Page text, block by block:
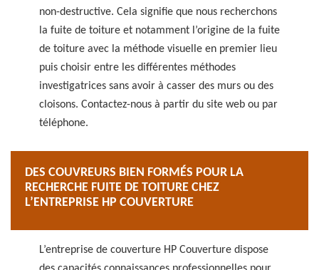
non-destructive. Cela signifie que nous recherchons
la fuite de toiture et notamment l’origine de la fuite
de toiture avec la méthode visuelle en premier lieu
puis choisir entre les différentes méthodes
investigatrices sans avoir à casser des murs ou des
cloisons. Contactez-nous à partir du site web ou par
téléphone.
DES COUVREURS BIEN FORMÉS POUR LA
RECHERCHE FUITE DE TOITURE CHEZ
L’ENTREPRISE HP COUVERTURE
L’entreprise de couverture HP Couverture dispose